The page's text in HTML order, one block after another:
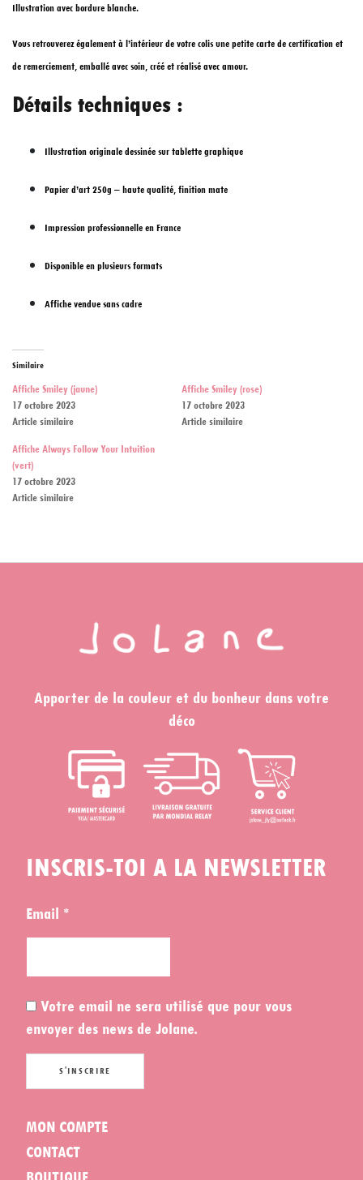
Illustration avec bordure blanche.
Vous retrouverez également à l’intérieur de votre colis une petite carte de certification et
de remerciement, emballé avec soin, créé et réalisé avec amour.
Détails techniques :
Illustration originale dessinée sur tablette graphique
Papier d’art 250g – haute qualité, finition mate
Impression professionnelle en France
Disponible en plusieurs formats
Affiche vendue sans cadre
Similaire
Affiche Smiley (jaune)
17 octobre 2023
Article similaire
Affiche Smiley (rose)
17 octobre 2023
Article similaire
Affiche Always Follow Your Intuition
(vert)
17 octobre 2023
Article similaire
Apporter de la couleur et du bonheur dans votre
déco
INSCRIS-TOI A LA NEWSLETTER
Email *
Votre email ne sera utilisé que pour vous
envoyer des news de Jolane.
MON COMPTE
CONTACT